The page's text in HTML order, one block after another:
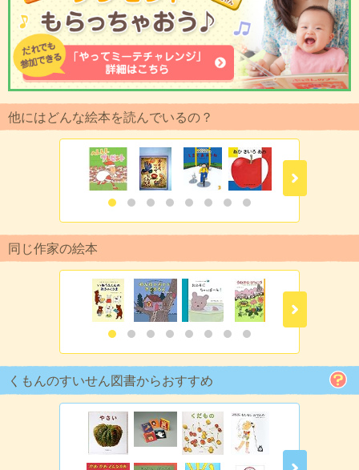
他にはどんな絵本を読んでいるの？
同じ作家の絵本
くもんのすいせん図書からおすすめ